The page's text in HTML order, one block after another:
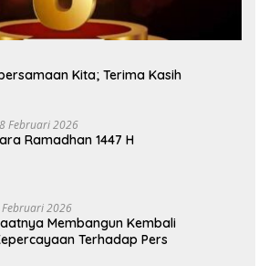
Kita; Terima Kasih
Februari 2026
Ramadhan 1447 H
2026
Membangun Kembali
Terhadap Pers